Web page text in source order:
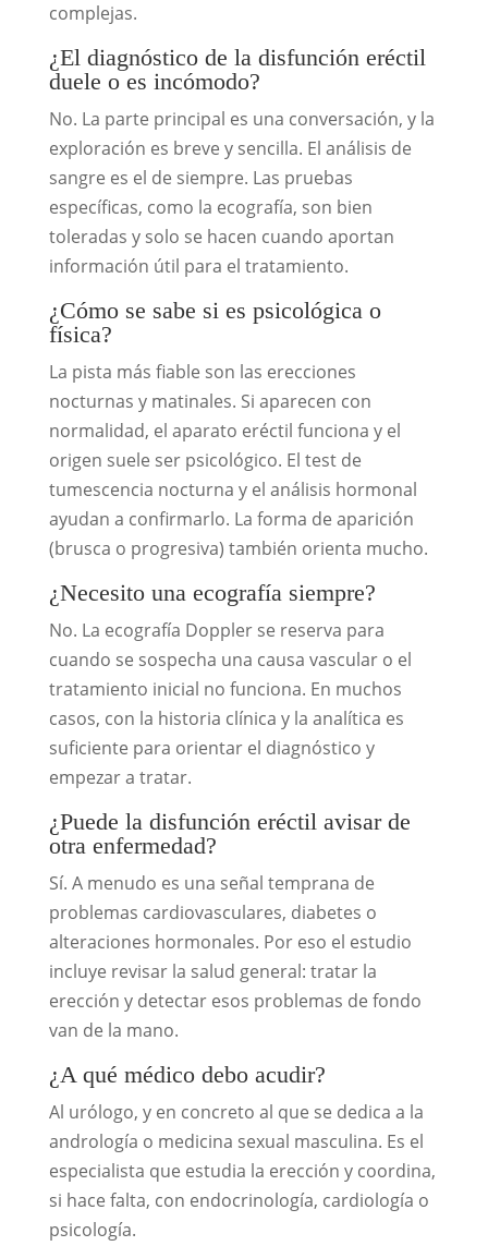
complejas.
¿El diagnóstico de la disfunción eréctil
duele o es incómodo?
No. La parte principal es una conversación, y la
exploración es breve y sencilla. El análisis de
sangre es el de siempre. Las pruebas
específicas, como la ecografía, son bien
toleradas y solo se hacen cuando aportan
información útil para el tratamiento.
¿Cómo se sabe si es psicológica o
física?
La pista más fiable son las erecciones
nocturnas y matinales. Si aparecen con
normalidad, el aparato eréctil funciona y el
origen suele ser psicológico. El test de
tumescencia nocturna y el análisis hormonal
ayudan a confirmarlo. La forma de aparición
(brusca o progresiva) también orienta mucho.
¿Necesito una ecografía siempre?
No. La ecografía Doppler se reserva para
cuando se sospecha una causa vascular o el
tratamiento inicial no funciona. En muchos
casos, con la historia clínica y la analítica es
suficiente para orientar el diagnóstico y
empezar a tratar.
¿Puede la disfunción eréctil avisar de
otra enfermedad?
Sí. A menudo es una señal temprana de
problemas cardiovasculares, diabetes o
alteraciones hormonales. Por eso el estudio
incluye revisar la salud general: tratar la
erección y detectar esos problemas de fondo
van de la mano.
¿A qué médico debo acudir?
Al urólogo, y en concreto al que se dedica a la
andrología o medicina sexual masculina. Es el
especialista que estudia la erección y coordina,
si hace falta, con endocrinología, cardiología o
psicología.